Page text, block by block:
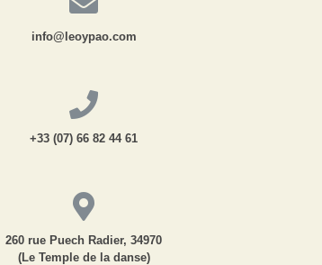
info@leoypao.com
+33 (07) 66 82 44 61
260 rue Puech Radier, 34970
(Le Temple de la danse)